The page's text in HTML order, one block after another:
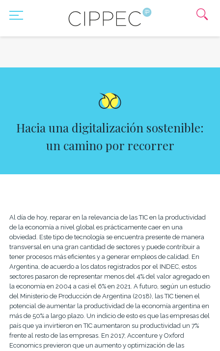
Hacia una digitalización sostenible:
un camino por recorrer
Al día de hoy, reparar en la relevancia de las TIC en la productividad
de la economía a nivel global es prácticamente caer en una
obviedad. Este tipo de tecnología se encuentra presente de manera
transversal en una gran cantidad de sectores y puede contribuir a
tener procesos más eficientes y a generar empleos de calidad. En
Argentina, de acuerdo a los datos registrados por el INDEC, estos
sectores pasaron de representar menos del 4% del valor agregado en
la economía en 2004 a casi el 6% en 2021. A futuro, según un estudio
del Ministerio de Producción de Argentina (2018), las TIC tienen el
potencial de aumentar la productividad de la economía argentina en
más de 50% a largo plazo. Un indicio de esto es que las empresas del
país que ya invirtieron en TIC aumentaron su productividad un 7%
frente al resto de las empresas. En 2017, Accenture y Oxford
Economics previeron que un aumento y optimización de las